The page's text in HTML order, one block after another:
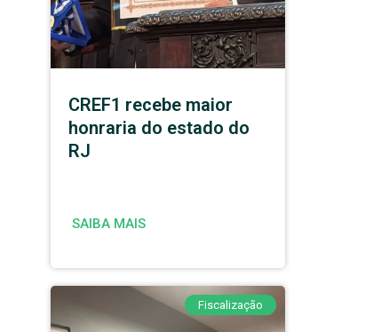
CREF1 recebe maior
honraria do estado do
RJ
SAIBA MAIS
Fiscalização